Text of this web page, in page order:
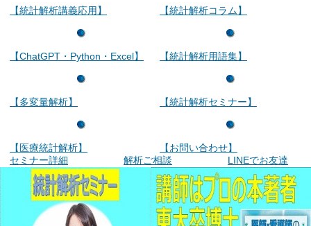
【統計解析講義応用】
【ChatGPT・Python・Excel】
【多変量解析】
【医療統計解析】
【統計解析コラム】
【統計解析用語集】
【統計解析セミナー】
【お問い合わせ】
セミナー詳細
解析ご相談 LINEでお友達